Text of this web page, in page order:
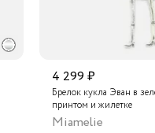
4 299 ₽
Брелок кукла Эван в
принтом и жилетке
Miamelie